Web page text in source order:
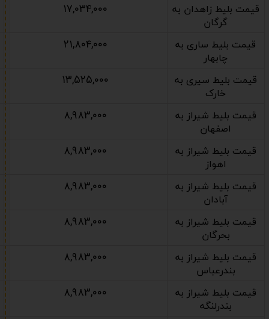
قیمت بلیط زاهدان به
گرگان
۱۷,۰۳۴,۰۰۰
قیمت بلیط ساری به
چابهار
۲۱,۸۰۴,۰۰۰
قیمت بلیط سیری به
خارک
۱۳,۵۲۵,۰۰۰
قیمت بلیط شیراز به
اصفهان
۸,۹۸۳,۰۰۰
قیمت بلیط شیراز به
اهواز
۸,۹۸۳,۰۰۰
قیمت بلیط شیراز به
آبادان
۸,۹۸۳,۰۰۰
قیمت بلیط شیراز به
بحرگان
۸,۹۸۳,۰۰۰
قیمت بلیط شیراز به
بندرعباس
۸,۹۸۳,۰۰۰
قیمت بلیط شیراز به
بندرلنگه
۸,۹۸۳,۰۰۰